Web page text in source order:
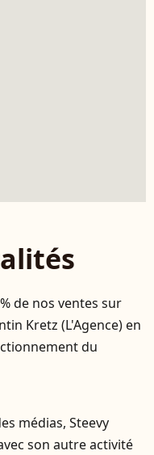
de nos ventes sur
Kretz (L'Agence) en
du
médias, Steevy
son autre activité